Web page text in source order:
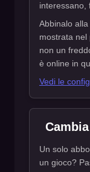
interessano,
Abbinalo
mostrata
non un
è online in
Vedi le
Un solo
un gioco?